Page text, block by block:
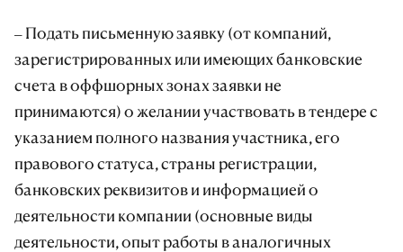
– Подать письменную заявку (от компаний,
зарегистрированных или имеющих банковские
счета в оффшорных зонах заявки не
принимаются) о желании участвовать в тендере с
указанием полного названия участника, его
правового статуса, страны регистрации,
банковских реквизитов и информацией о
деятельности компании (основные виды
деятельности, опыт работы в аналогичных